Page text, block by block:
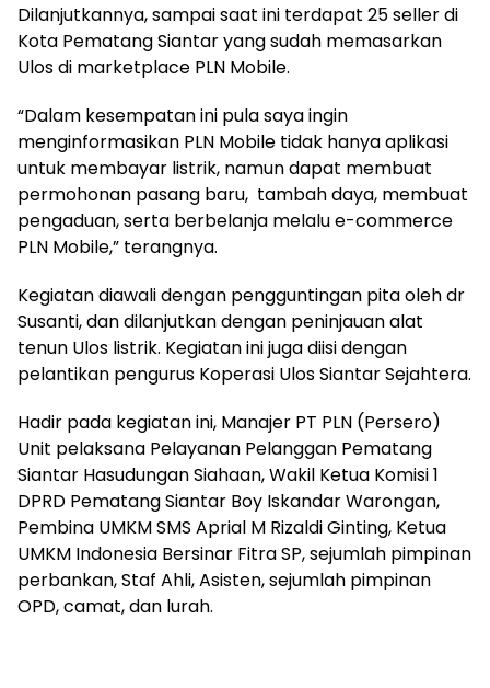
Dilanjutkannya, sampai saat ini terdapat 25 seller di
Kota Pematang Siantar yang sudah memasarkan
Ulos di marketplace PLN Mobile.
“Dalam kesempatan ini pula saya ingin
menginformasikan PLN Mobile tidak hanya aplikasi
untuk membayar listrik, namun dapat membuat
permohonan pasang baru, tambah daya, membuat
pengaduan, serta berbelanja melalu e-commerce
PLN Mobile,” terangnya.
Kegiatan diawali dengan pengguntingan pita oleh dr
Susanti, dan dilanjutkan dengan peninjauan alat
tenun Ulos listrik. Kegiatan ini juga diisi dengan
pelantikan pengurus Koperasi Ulos Siantar Sejahtera.
Hadir pada kegiatan ini, Manajer PT PLN (Persero)
Unit pelaksana Pelayanan Pelanggan Pematang
Siantar Hasudungan Siahaan, Wakil Ketua Komisi 1
DPRD Pematang Siantar Boy Iskandar Warongan,
Pembina UMKM SMS Aprial M Rizaldi Ginting, Ketua
UMKM Indonesia Bersinar Fitra SP, sejumlah pimpinan
perbankan, Staf Ahli, Asisten, sejumlah pimpinan
OPD, camat, dan lurah.